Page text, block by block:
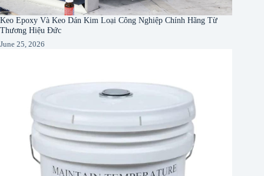
Keo Epoxy Và Keo Dán Kim Loại Công Nghiệp Chính Hãng Từ
Thương Hiệu Đức
June 25, 2026